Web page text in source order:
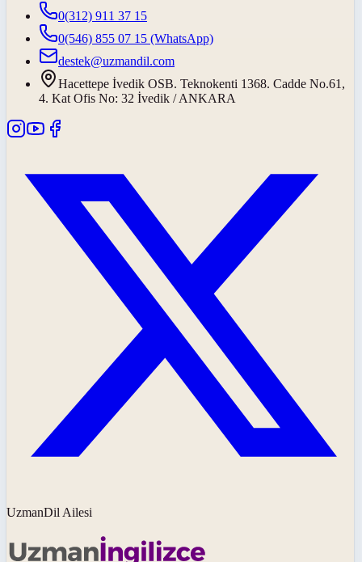
0(312) 911 37 15
0(546) 855 07 15 (WhatsApp)
destek@uzmandil.com
Hacettepe İvedik OSB. Teknokenti 1368. Cadde No.61,
4. Kat Ofis No: 32 İvedik / ANKARA
UzmanDil Ailesi